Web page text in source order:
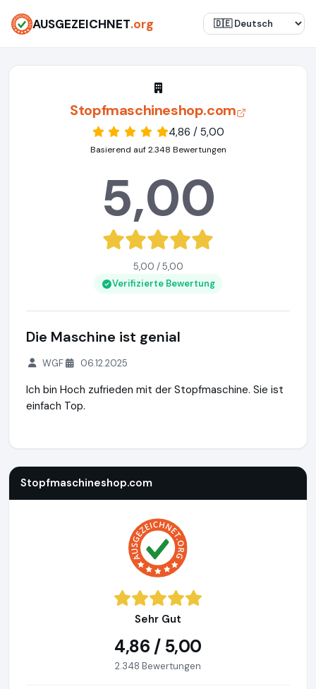
AUSGEZEICHNET.org
Stopfmaschineshop.com
4,86 / 5,00
Basierend auf 2.348 Bewertungen
5,00
5,00 / 5,00
Verifizierte Bewertung
Die Maschine ist genial
WGF 06.12.2025
Ich bin Hoch zufrieden mit der Stopfmaschine. Sie ist
einfach Top.
Stopfmaschineshop.com
Sehr Gut
4,86 / 5,00
2.348 Bewertungen